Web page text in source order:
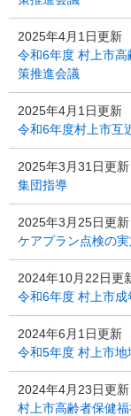
2025年4月1日更新
令和6年度 村上市
策推進会議
2025年4月1日更新
令和6年度村上市互
2025年3月31日更新
集団指導
2025年3月25日更新
ケアプラン点検の
2024年10月22日更
令和6年度 村上市
2024年6月1日更新
令和5年度 村上市
2024年4月23日更新
村上市高齢者保健